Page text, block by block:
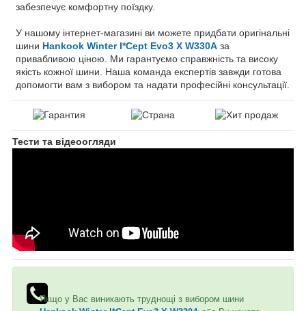
забезпечує комфортну поїздку.
У нашому інтернет-магазині ви можете придбати оригінальні
шини Hankook Winter I*Cept Evo3 X W330A за
привабливою ціною. Ми гарантуємо справжність та високу
якість кожної шини. Наша команда експертів завжди готова
допомогти вам з вибором та надати професійні консультації.
Тести та відеоогляди
Якщо у Вас виникають труднощі з вибором шини